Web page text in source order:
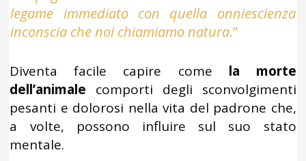
legame immediato con quella onniescienza
inconscia che noi chiamiamo natura.”
Diventa facile capire come la morte
dell’animale comporti degli sconvolgimenti
pesanti e dolorosi nella vita del padrone che,
a volte, possono influire sul suo stato
mentale.